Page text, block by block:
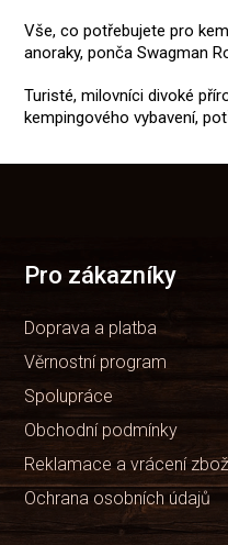
Vše, co potřebujete pro
anoraky, ponča Swagman
Turisté, milovníci divoké
kempingového vybavení,
Pro zákazníky
Doprava a platba
Věrnostní program
Spolupráce
Obchodní podmínky
Reklamace a vrácení
Ochrana osobních údajů